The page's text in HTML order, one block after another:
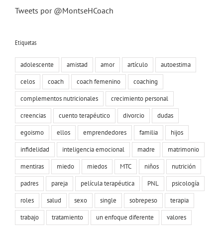
Tweets por @MontseHCoach
Etiquetas
adolescente amistad amor artículo
autoestima
celos
coach coach femenino
coaching
complementos nutricionales
crecimiento personal
creencias
cuento terapéutico divorcio
dudas
egoismo
ellos emprendedores familia
hijos
infidelidad
inteligencia emocional madre
matrimonio
mentiras
miedo miedos MTC niños
nutrición
padres
pareja película terapéutica PNL
psicología
roles
salud sexo single sobrepeso
terapia
trabajo
tratamiento un enfoque diferente valores